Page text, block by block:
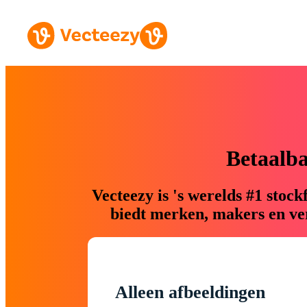
Vecteezy is 's werelds #1
biedt merken, makers en
Alleen afbeeldingen